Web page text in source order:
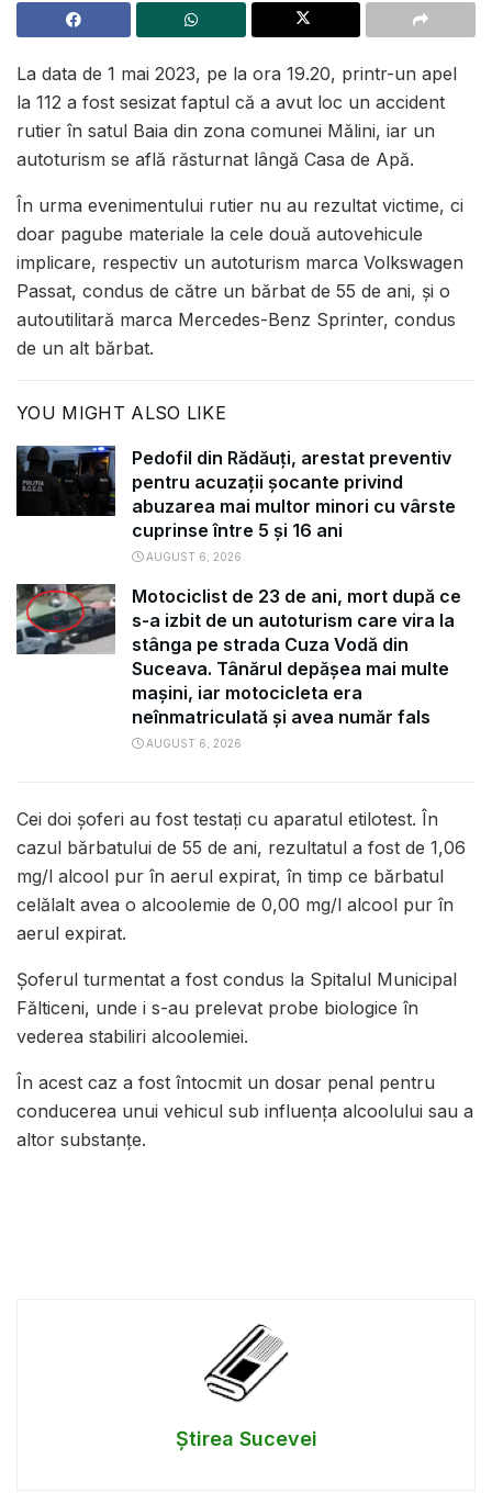
La data de 1 mai 2023, pe la ora 19.20, printr-un apel
la 112 a fost sesizat faptul că a avut loc un accident
rutier în satul Baia din zona comunei Mălini, iar un
autoturism se află răsturnat lângă Casa de Apă.
În urma evenimentului rutier nu au rezultat victime, ci
doar pagube materiale la cele două autovehicule
implicare, respectiv un autoturism marca Volkswagen
Passat, condus de către un bărbat de 55 de ani, și o
autoutilitară marca Mercedes-Benz Sprinter, condus
de un alt bărbat.
YOU MIGHT ALSO LIKE
Pedofil din Rădăuți, arestat preventiv
pentru acuzații șocante privind
abuzarea mai multor minori cu vârste
cuprinse între 5 și 16 ani
AUGUST 6, 2026
Motociclist de 23 de ani, mort după ce
s-a izbit de un autoturism care vira la
stânga pe strada Cuza Vodă din
Suceava. Tânărul depășea mai multe
mașini, iar motocicleta era
neînmatriculată și avea număr fals
AUGUST 6, 2026
Cei doi șoferi au fost testați cu aparatul etilotest. În
cazul bărbatului de 55 de ani, rezultatul a fost de 1,06
mg/l alcool pur în aerul expirat, în timp ce bărbatul
celălalt avea o alcoolemie de 0,00 mg/l alcool pur în
aerul expirat.
Șoferul turmentat a fost condus la Spitalul Municipal
Fălticeni, unde i s-au prelevat probe biologice în
vederea stabiliri alcoolemiei.
În acest caz a fost întocmit un dosar penal pentru
conducerea unui vehicul sub influența alcoolului sau a
altor substanțe.
Știrea Sucevei